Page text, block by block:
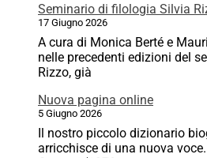
Seminario di filologia Silvia
17 Giugno 2026
A cura di Monica Berté e
nelle precedenti edizioni del
Rizzo, già
Nuova pagina online
5 Giugno 2026
Il nostro piccolo dizionario
arricchisce di una nuova